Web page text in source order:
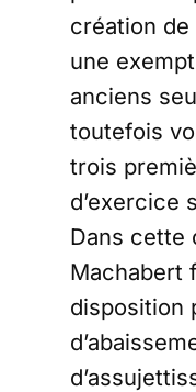
création
une
anciens
toutefois
trois
d’exercice
Dans cette
Machabert
disposition